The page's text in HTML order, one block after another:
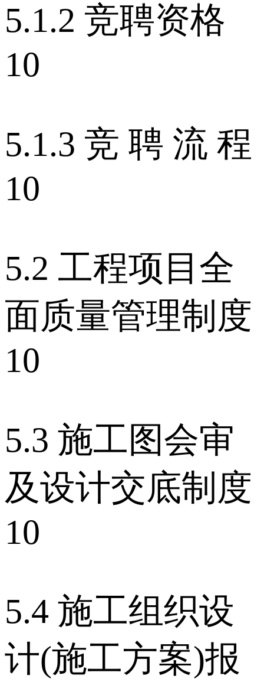
5.1.2 竞聘资格
10
5.1.3 竞 聘 流 程
10
5.2 工程项目全
面质量管理制度
10
5.3 施工图会审
及设计交底制度
10
5.4 施工组织设
计(施工方案)报